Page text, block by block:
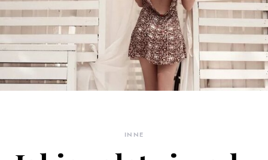
INNE